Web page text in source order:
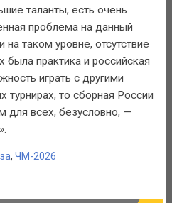
таланты, есть очень
проблема на данный
таком уровне, отсутствие
была практика и российская
играть с другими
то сборная России
для всех, безусловно, —
, ЧМ-2026